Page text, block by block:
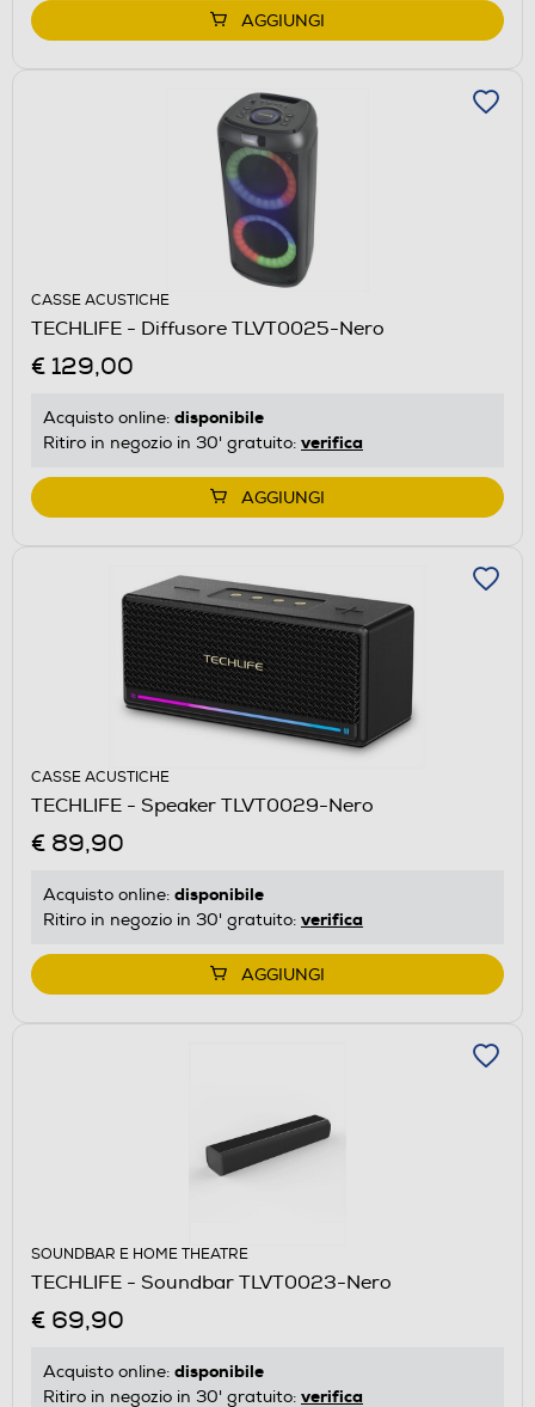
AGGIUNGI
CASSE ACUSTICHE
TECHLIFE - Diffusore TLVT0025-Nero
€ 129,00
Acquisto online: disponibile
Ritiro in negozio in 30' gratuito: verifica
AGGIUNGI
CASSE ACUSTICHE
TECHLIFE - Speaker TLVT0029-Nero
€ 89,90
Acquisto online: disponibile
Ritiro in negozio in 30' gratuito: verifica
AGGIUNGI
SOUNDBAR E HOME THEATRE
TECHLIFE - Soundbar TLVT0023-Nero
€ 69,90
Acquisto online: disponibile
Ritiro in negozio in 30' gratuito: verifica